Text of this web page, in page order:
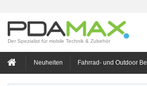
Der Spezialist für mobile Technik & Zubehör
Neuheiten Fahrrad- und Outdoor